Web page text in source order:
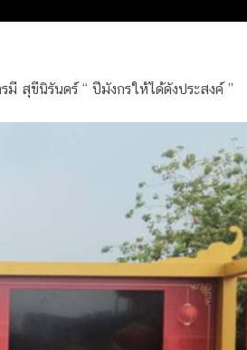
มี สุขีนิรันดร์ “ ปีมังกรให้ได้ดังประสงค์ ”